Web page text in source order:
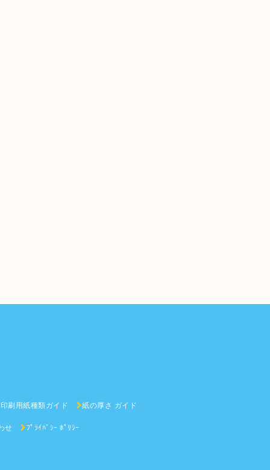
印刷用紙種類ガイド 紙の厚さ ガイド
せ ﾌﾟﾗｲﾊﾞｼｰ ﾎﾟﾘｼｰ